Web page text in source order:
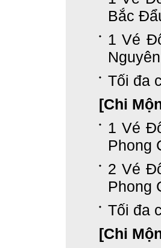
Bắc
1 Vé
Tối đa
[Chi
1 Vé
Phong
2 Vé
Phong
Tối đa
[Chi